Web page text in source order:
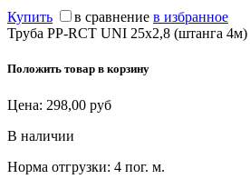
Купить в сравнение в избранное
Труба PP-RCT UNI 25х2,8 (штанга 4м)
Положить товар в корзину
Цена: 298,00 руб
В наличии
Норма отгрузки: 4 пог. м.